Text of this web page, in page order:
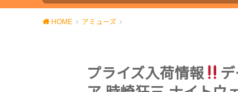
HOME アミューズ
プライズ入荷情報